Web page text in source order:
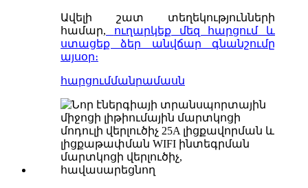
Ավելի շատ տեղեկությունների
համար,
ուղարկեք մեզ հարցում և
ստացեք ձեր անվճար գնանշումը
այսօր։
հարցումմանրամասն